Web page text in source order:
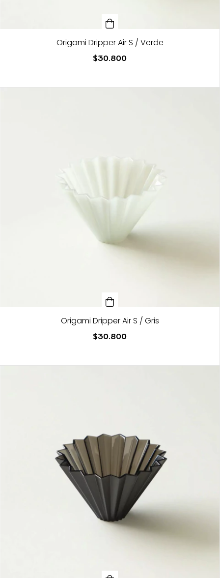
Origami Dripper Air S / Verde
$30.800
Origami Dripper Air S / Gris
$30.800